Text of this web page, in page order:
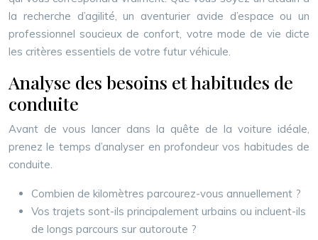
la recherche d’agilité, un aventurier avide d’espace ou un
professionnel soucieux de confort, votre mode de vie dicte
les critères essentiels de votre futur véhicule.
Analyse des besoins et habitudes de
conduite
Avant de vous lancer dans la quête de la voiture idéale,
prenez le temps d’analyser en profondeur vos habitudes de
conduite.
Combien de kilomètres parcourez-vous annuellement ?
Vos trajets sont-ils principalement urbains ou incluent-ils
de longs parcours sur autoroute ?